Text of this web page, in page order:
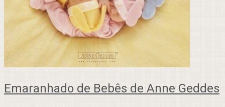
Emaranhado de Bebês de Anne Geddes